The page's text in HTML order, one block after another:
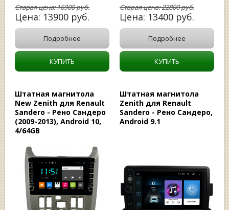
Старая цена:16900руб.
Цена: 13900 руб.
Подробнее
КУПИТЬ
Старая цена:22800руб.
Цена: 13400 руб.
Подробнее
КУПИТЬ
Штатная магнитола
New Zenith для Renault
Sandero - Рено Сандеро
(2009-2013), Android 10,
4/64GB
Штатная магнитола
Zenith для Renault
Sandero - Рено Сандеро,
Android 9.1